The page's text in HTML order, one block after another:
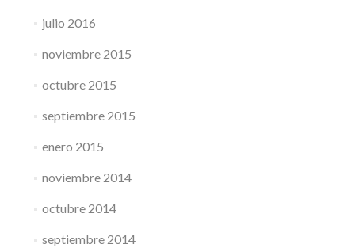
julio 2016
noviembre 2015
octubre 2015
septiembre 2015
enero 2015
noviembre 2014
octubre 2014
septiembre 2014